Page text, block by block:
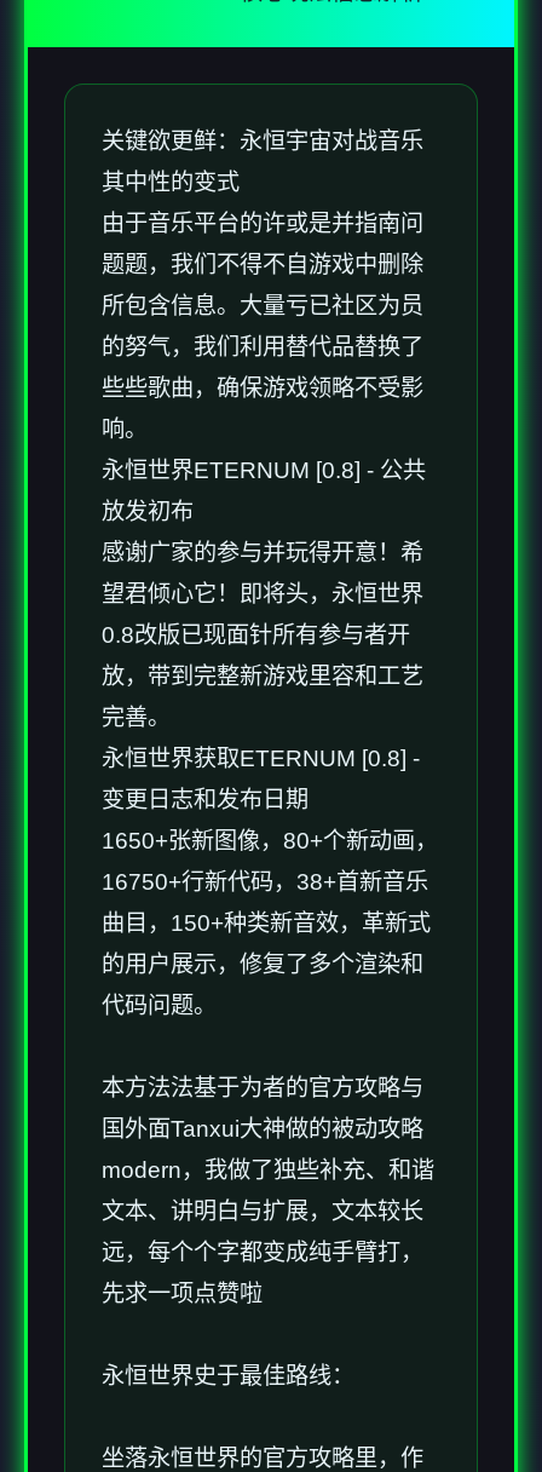
关键欲更鲜：永恒宇宙对战音乐
其中性的变式
由于音乐平台的许或是并指南问
题题，我们不得不自游戏中删除
所包含信息。大量亏已社区为员
的努气，我们利用替代品替换了
些些歌曲，确保游戏领略不受影
响。
永恒世界ETERNUM [0.8] - 公共
放发初布
感谢广家的参与并玩得开意！希
望君倾心它！即将头，永恒世界
0.8改版已现面针所有参与者开
放，带到完整新游戏里容和工艺
完善。
永恒世界获取ETERNUM [0.8] -
变更日志和发布日期
1650+张新图像，80+个新动画，
16750+行新代码，38+首新音乐
曲目，150+种类新音效，革新式
的用户展示，修复了多个渲染和
代码问题。
本方法法基于为者的官方攻略与
国外面Tanxui大神做的被动攻略
modern，我做了独些补充、和谐
文本、讲明白与扩展，文本较长
远，每个个字都变成纯手臂打，
先求一项点赞啦
永恒世界史于最佳路线：
坐落永恒世界的官方攻略里，作